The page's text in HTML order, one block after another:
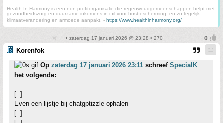
Health In Harmony is een non-profitorganisatie die regenwoudgemeenschappen helpt met
gezondheidszorg en duurzame inkomens in ruil voor bosbescherming, en zo tegelijk
klimaatverandering en armoede aanpakt. - https://www.healthinharmony.org/
• zaterdag 17 januari 2026 @ 23:28 • 270
Korenfok
Op zaterdag 17 januari 2026 23:11 schreef SpecialK
het volgende:
[..]
Even een lijstje bij chatgptizzle ophalen
[..]